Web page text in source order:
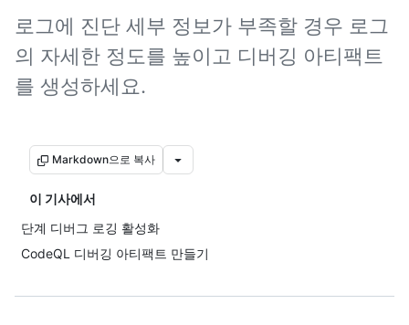
로그에 진단 세부 정보가 부족할 경우 로그
의 자세한 정도를 높이고 디버깅 아티팩트
를 생성하세요.
Markdown으로 복사
이 기사에서
단계 디버그 로깅 활성화
CodeQL 디버깅 아티팩트 만들기